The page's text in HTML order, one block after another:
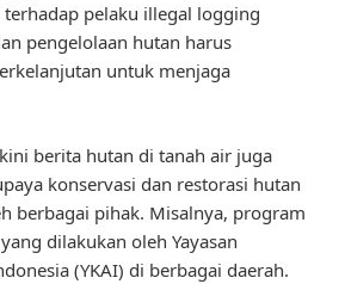
terhadap pelaku illegal logging
pengelolaan hutan harus
untuk menjaga
berita hutan di tanah air juga
konservasi dan restorasi hutan
berbagai pihak. Misalnya, program
dilakukan oleh Yayasan
(YKAI) di berbagai daerah.